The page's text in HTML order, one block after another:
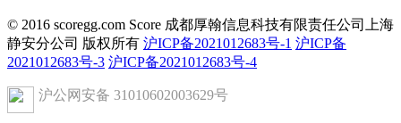
© 2016 scoregg.com Score 成都厚翰信息科技有限责任公司上海
静安分公司 版权所有 沪ICP备2021012683号-1 沪ICP备
2021012683号-3 沪ICP备2021012683号-4
沪公网安备 31010602003629号